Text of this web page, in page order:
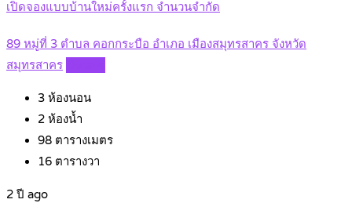
เปิดจองแบบบ้านใหม่ครั้งแรก จำนวนจำกัด
89 หมู่ที่ 3 ตำบล คอกกระบือ อำเภอ เมืองสมุทรสาคร จังหวัด
สมุทรสาคร
3 ห้องนอน
2 ห้องน้ำ
98 ตารางเมตร
16 ตารางวา
2 ปี ago